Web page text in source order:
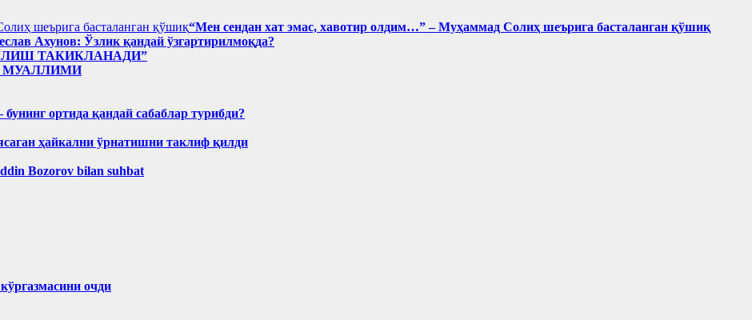
“Мен сендан хат эмас, хавотир олдим…” – Муҳаммад Солиҳ шеърига басталанган қўшиқ
Ахунов: Ўзлик қандай ўзгартирилмоқда?
ТАКИКЛАНАДИ”
МУАЛЛИМИ
ортида қандай сабаблар турибди?
ҳайкални ўрнатишни таклиф қилди
Bozorov bilan suhbat
очди